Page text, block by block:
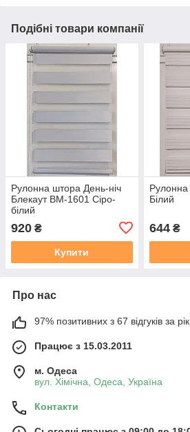
Подібні товари компанії
Рулонна штора День-ніч
Блекаут ВМ-1601 Сіро-
білий
920 ₴
Купити
Білий
644₴
Про нас
97% позитивних з 67 відгуків за рік
Працює з 15.03.2011
м. Одеса
вул. Хiмiчна, Одеса, Україна
Контакти